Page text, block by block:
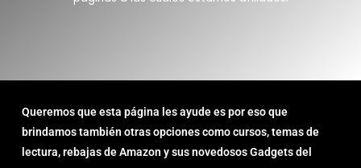
Queremos que esta página les ayude es por eso que
brindamos también otras opciones como cursos, temas de
lectura, rebajas de Amazon y sus novedosos Gadgets del